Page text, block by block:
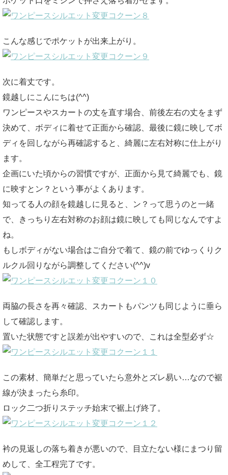
こんな感じでポケットが出来上がり。
次に着丈です。
鏡越しにこんにちは(^^)
ワンピースやスカートの丈を直す場合、前後左右の丈をまず
決めて、ボディに着せて正面から確認、最後に鏡に映してボ
ディを回しながら再確認すると、綺麗に左右対称に仕上がり
ます。
企画にいた頃からの習慣ですが、正面から見て綺麗でも、鏡
に映すとン？という事がよくあります。
知ってる人の顔を鏡越しに見ると、ン？って思うのと一緒
で、きっちり左右対称のお顔は鏡に映しても同じなんですよ
ね。
もしボディがない場合はご自分で着て、鏡の前でゆっくりク
ルクル回りながら調整してください(^^)v
両脇の長さを再々確認、スカートもパンツも同じように垂ら
して確認します。
置いた状態ですと誤差が出やすいので、これは全型必ず☆
この素材、簡単だと思っていたら意外とズレ易い…なので裾
線が決まったら糸印。
ロック二つ折りステッチ始末で裾上げ終了。
衿の見返しの落ち着きが悪いので、目立たない様にまつり留
めして、全工程完了です。